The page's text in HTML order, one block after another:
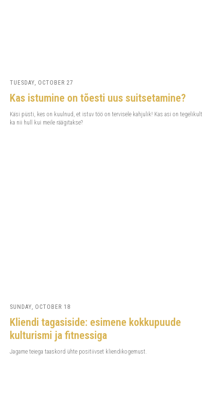
TUESDAY, OCTOBER 27
Kas istumine on tõesti uus suitsetamine?
Käsi püsti, kes on kuulnud, et istuv töö on tervisele kahjulik! Kas asi on tegelikult
ka nii hull kui meile räägitakse?
SUNDAY, OCTOBER 18
Kliendi tagasiside: esimene kokkupuude
kulturismi ja fitnessiga
Jagame teiega taaskord ühte positiivset kliendikogemust.